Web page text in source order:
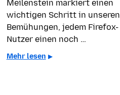
Meilenstein markiert einen
wichtigen Schritt in unseren
Bemühungen, jedem Firefox-
Nutzer einen noch …
Mehr lesen